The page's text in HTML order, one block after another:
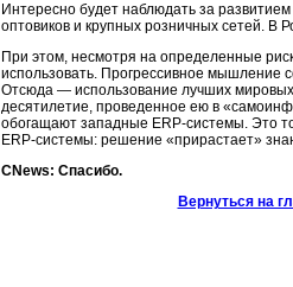
Интересно будет наблюдать за
оптовиков и крупных розничных сетей. В
При этом, несмотря на определенные
использовать. Прогрессивное мышление
Отсюда — использование лучших
десятилетие, проведенное ею в
обогащают западные ERP-системы. Это
ERP-системы: решение «прирастает»
CNews: Спасибо.
Вернуться на